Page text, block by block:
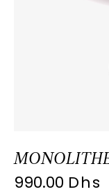
990.00 Dhs